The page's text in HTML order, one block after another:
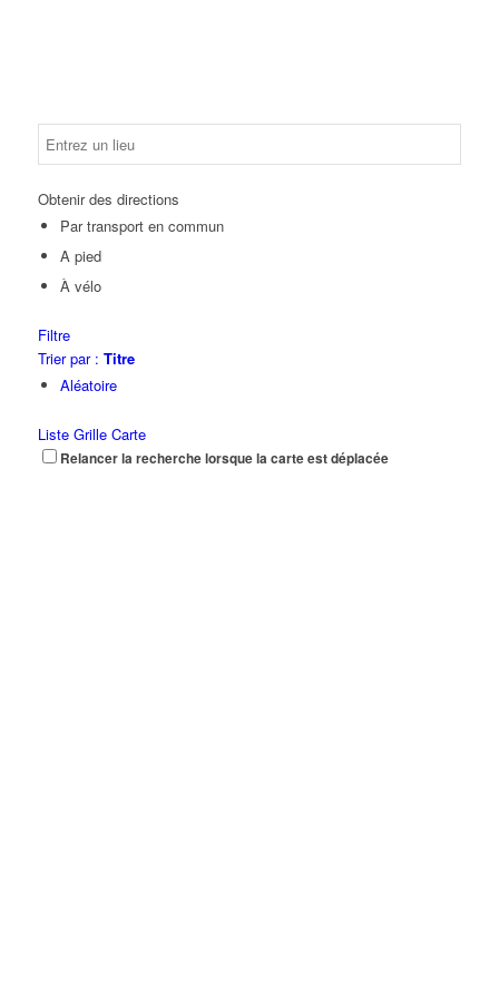
Obtenir des directions
Par transport en commun
A pied
À vélo
Filtre
Trier par : Titre
Aléatoire
Liste Grille Carte
Relancer la recherche lorsque la carte est déplacée